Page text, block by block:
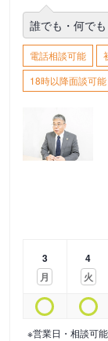
誰でも・何で
電話相談可能
18時以降面談可能
3
月
4
火
※営業日・相談可